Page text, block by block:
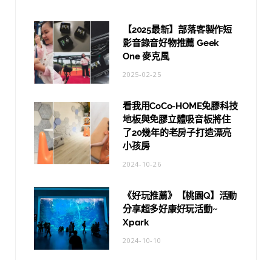
【2025最新】部落客製作短
影音錄音好物推薦 Geek
One 麥克風
2025-02-25
看我用CoCo-HOME免膠科技
地板與免膠立體吸音板將住
了20幾年的老房子打造漂亮
小孩房
2024-10-26
《好玩推薦》【桃園Q】活動
分享超多好康好玩活動~
Xpark
2024-10-10